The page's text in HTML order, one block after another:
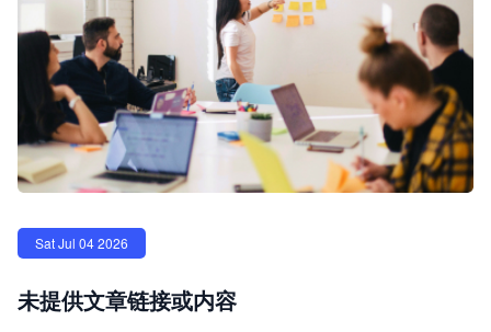
Sat Jul 04 2026
未提供文章链接或内容